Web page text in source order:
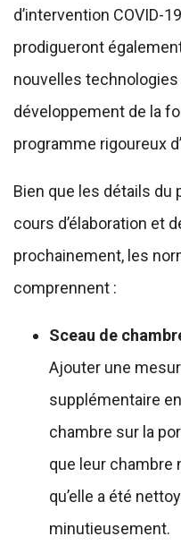
d’intervention COVID-
prodigueront
nouvelles
développement de la
programme rigoureux
Bien que les détails du
cours d’élaboration et
prochainement, les
comprennent :
Sceau de
Ajouter une
supplémentaire
chambre sur la
que leur chambre
qu’elle a été
minutieusement.